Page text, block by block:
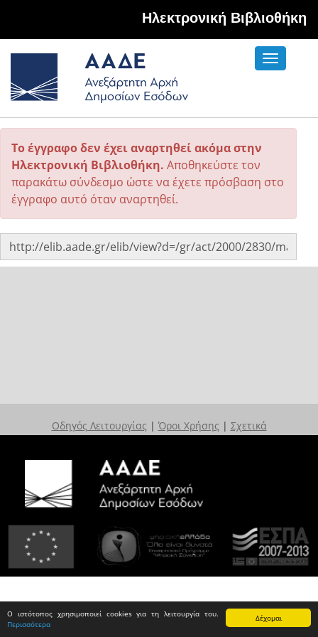
Δέχομαι
Ο ιστότοπος χρησιμοποιεί cookies για τη λειτουργία του.
Περισσότερα
Hλεκτρονική Βιβλιοθήκη
Toggle
Το έγγραφο δεν έχει αναρτηθεί ακόμα στην
Ηλεκτρονική Βιβλιοθήκη. Αποθηκεύστε τον
παρακάτω σύνδεσμο ώστε να έχετε πρόσβαση στο
έγγραφο αυτό όταν αναρτηθεί.
Οδηγός Λειτουργίας | Όροι Χρήσης | Σχετικά